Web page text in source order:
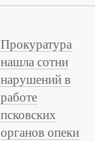
Прокуратура
нашла сотни
нарушений в
работе
псковских
органов опеки